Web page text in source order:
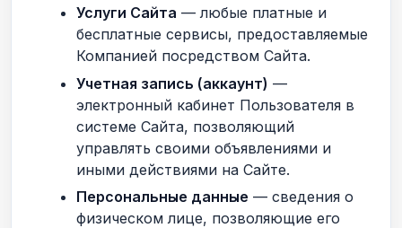
Услуги Сайта — любые платные и
бесплатные сервисы, предоставляемые
Компанией посредством Сайта.
Учетная запись (аккаунт) —
электронный кабинет Пользователя в
системе Сайта, позволяющий
управлять своими объявлениями и
иными действиями на Сайте.
Персональные данные — сведения о
физическом лице, позволяющие его